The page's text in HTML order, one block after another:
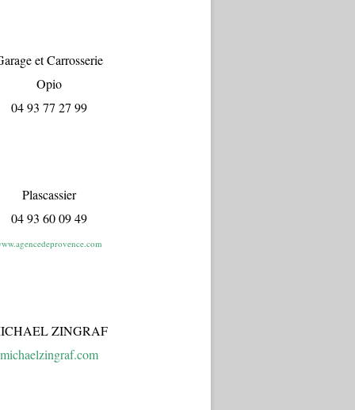
et Carrosserie
Opio
04 93 77 27 99
Plascassier
04 93 60 09 49
ZINGRAF
michaelzingraf.com